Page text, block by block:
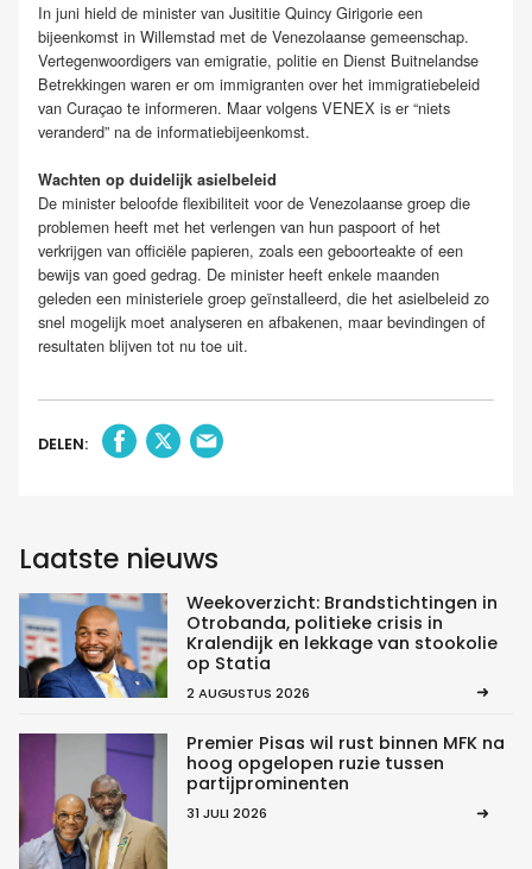
In juni hield de minister van Jusititie Quincy Girigorie een
bijeenkomst in Willemstad met de Venezolaanse gemeenschap.
Vertegenwoordigers van emigratie, politie en Dienst Buitnelandse
Betrekkingen waren er om immigranten over het immigratiebeleid
van Curaçao te informeren. Maar volgens VENEX is er “niets
veranderd” na de informatiebijeenkomst.
Wachten op duidelijk asielbeleid
De minister beloofde flexibiliteit voor de Venezolaanse groep die
problemen heeft met het verlengen van hun paspoort of het
verkrijgen van officiële papieren, zoals een geboorteakte of een
bewijs van goed gedrag. De minister heeft enkele maanden
geleden een ministeriele groep geïnstalleerd, die het asielbeleid zo
snel mogelijk moet analyseren en afbakenen, maar bevindingen of
resultaten blijven tot nu toe uit.
DELEN:
Laatste nieuws
Weekoverzicht: Brandstichtingen in
Otrobanda, politieke crisis in
Kralendijk en lekkage van stookolie
op Statia
2 AUGUSTUS 2026
Premier Pisas wil rust binnen MFK na
hoog opgelopen ruzie tussen
partijprominenten
31 JULI 2026